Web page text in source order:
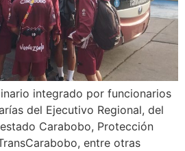
integrado por funcionarios
del Ejecutivo Regional, del
Carabobo, Protección
entre otras